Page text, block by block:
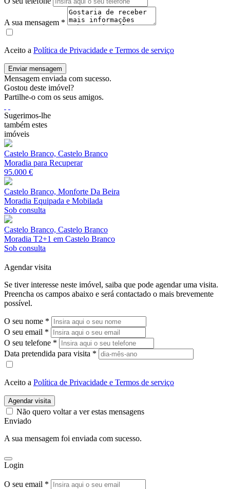
A sua mensagem *
Aceito a Política de Privacidade e Termos de serviço
Enviar mensagem
Mensagem enviada com sucesso.
Gostou deste imóvel?
Partilhe-o com os seus amigos.
Sugerimos-lhe
também estes
imóveis
Castelo Branco, Castelo Branco
Moradia para Recuperar
95.000 €
Castelo Branco, Monforte Da Beira
Moradia Equipada e Mobilada
Sob consulta
Castelo Branco, Castelo Branco
Moradia T2+1 em Castelo Branco
Sob consulta
Agendar visita
Se tiver interesse neste imóvel, saiba que pode agendar uma visita.
Preencha os campos abaixo e será contactado o mais brevemente
possível.
O seu nome *
O seu email *
O seu telefone *
Data pretendida para visita *
Aceito a Política de Privacidade e Termos de serviço
Agendar visita
Não quero voltar a ver estas mensagens
Enviado
A sua mensagem foi enviada com sucesso.
Login
O seu email *